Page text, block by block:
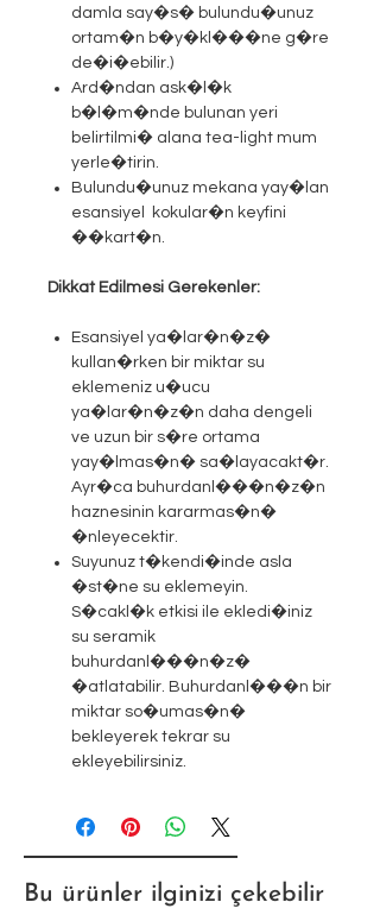
damla say�s� bulundu�unuz
ortam�n b�y�kl���ne g�re
de�i�ebilir.)
Ard�ndan ask�l�k
b�l�m�nde bulunan yeri
belirtilmi� alana tea-light mum
yerle�tirin.
Bulundu�unuz mekana yay�lan
esansiyel kokular�n keyfini
��kart�n.
Dikkat Edilmesi Gerekenler:
Esansiyel ya�lar�n�z�
kullan�rken bir miktar su
eklemeniz u�ucu
ya�lar�n�z�n daha dengeli
ve uzun bir s�re ortama
yay�lmas�n� sa�layacakt�r.
Ayr�ca buhurdanl���n�z�n
haznesinin kararmas�n�
�nleyecektir.
Suyunuz t�kendi�inde asla
�st�ne su eklemeyin.
S�cakl�k etkisi ile ekledi�iniz
su seramik
buhurdanl���n�z�
�atlatabilir. Buhurdanl���n bir
miktar so�umas�n�
bekleyerek tekrar su
ekleyebilirsiniz.
Bu ürünler ilginizi çekebilir